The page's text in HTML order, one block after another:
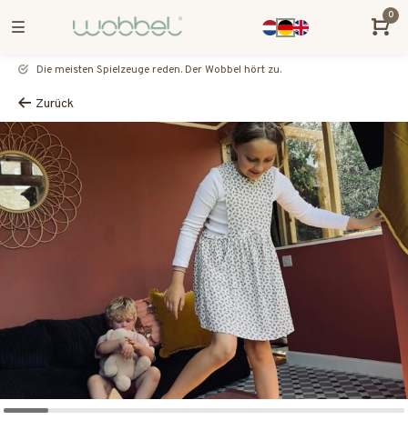
0
Die meisten Spielzeuge reden. Der Wobbel hört zu.
Zurück